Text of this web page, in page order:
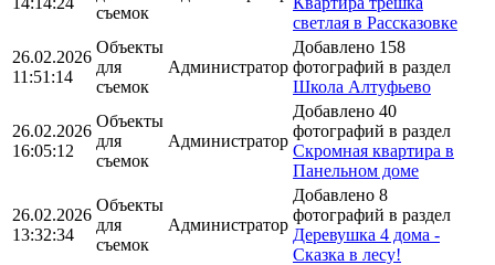
съемок
светлая в Рассказовке
26.02.2026
11:51:14
Объекты
для
съемок
Администратор
Добавлено 158
фотографий в раздел
Школа Алтуфьево
26.02.2026
16:05:12
Объекты
для
съемок
Администратор
Добавлено 40
фотографий в раздел
Скромная квартира в
Панельном доме
26.02.2026
13:32:34
Объекты
для
съемок
Администратор
Добавлено 8
фотографий в раздел
Деревушка 4 дома -
Сказка в лесу!